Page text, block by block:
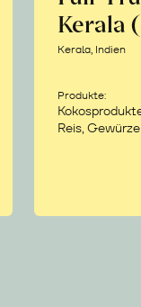
Kerala
Kerala, Indien
Produkte:
Reis, Gewürze